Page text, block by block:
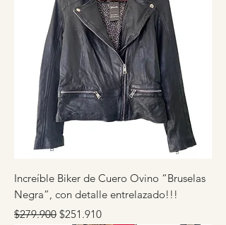
Increíble Biker de Cuero Ovino “Bruselas
Negra”, con detalle entrelazado!!!
Precio
$279.900 Precio de oferta
$251.910